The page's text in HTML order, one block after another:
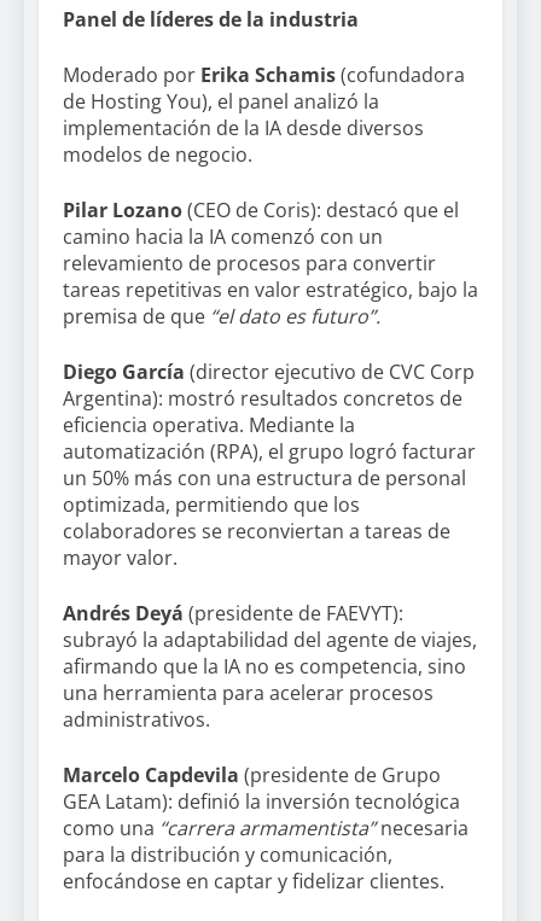
Panel de líderes de la industria
Moderado por Erika Schamis(cofundadora
de Hosting You), el panel analizó la
implementación de la IA desde diversos
modelos de negocio.
Pilar Lozano(CEO de Coris): destacó que el
camino hacia la IA comenzó con un
relevamiento de procesos para convertir
tareas repetitivas en valor estratégico, bajo la
premisa de que “el dato es futuro”.
Diego García (director ejecutivo de CVC Corp
Argentina): mostró resultados concretos de
eficiencia operativa. Mediante la
automatización (RPA), el grupo logró facturar
un 50% más con una estructura de personal
optimizada, permitiendo que los
colaboradores se reconviertan a tareas de
mayor valor.
Andrés Deyá (presidente de FAEVYT):
subrayó la adaptabilidad del agente de viajes,
afirmando que la IA no es competencia, sino
una herramienta para acelerar procesos
administrativos.
Marcelo Capdevila (presidente de Grupo
GEA Latam): definió la inversión tecnológica
como una “carrera armamentista”necesaria
para la distribución y comunicación,
enfocándose en captar y fidelizar clientes.